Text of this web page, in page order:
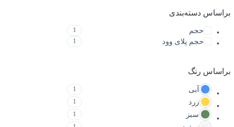
براساس دسته‌بندی
حجم 1
حجم پلای وود 1
براساس رنگ
آبی 1
زرد 1
سبز 1